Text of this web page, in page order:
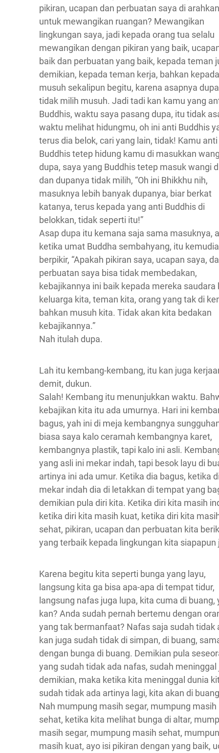
pikiran, ucapan dan perbuatan saya di arahkan
untuk mewangikan ruangan? Mewangikan
lingkungan saya, jadi kepada orang tua selalu
mewangikan dengan pikiran yang baik,
baik dan perbuatan yang baik, kepada teman
demikian, kepada teman kerja, bahkan kepada
musuh sekalipun begitu, karena asapnya
tidak milih musuh. Jadi tadi kan kamu yang
Buddhis, waktu saya pasang dupa, itu tidak
waktu melihat hidungmu, oh ini anti Buddhis
terus dia belok, cari yang lain, tidak! Kamu anti
Buddhis tetep hidung kamu di masukkan
dupa, saya yang Buddhis tetep masuk wangi
dan dupanya tidak milih, “Oh ini Bhikkhu nih,
masuknya lebih banyak dupanya, biar berkat
katanya, terus kepada yang anti Buddhis di
belokkan, tidak seperti itu!”
Asap dupa itu kemana saja sama masuknya,
ketika umat Buddha sembahyang, itu
berpikir, “Apakah pikiran saya, ucapan saya,
perbuatan saya bisa tidak membedakan,
kebajikannya ini baik kepada mereka saudara
keluarga kita, teman kita, orang yang tak di
bahkan musuh kita. Tidak akan kita bedakan
kebajikannya.”
Nah itulah dupa.
Lah itu kembang-kembang, itu kan juga
demit, dukun.
Salah! Kembang itu menunjukkan waktu.
kebajikan kita itu ada umurnya. Hari ini
bagus, yah ini di meja kembangnya
biasa saya kalo ceramah kembangnya karet,
kembangnya plastik, tapi kalo ini asli.
yang asli ini mekar indah, tapi besok layu di
artinya ini ada umur. Ketika dia bagus, ketika
mekar indah dia di letakkan di tempat yang
demikian pula diri kita. Ketika diri kita masih
ketika diri kita masih kuat, ketika diri kita
sehat, pikiran, ucapan dan perbuatan kita
yang terbaik kepada lingkungan kita siapapun
Karena begitu kita seperti bunga yang layu,
langsung kita ga bisa apa-apa di tempat tidur,
langsung nafas juga lupa, kita cuma di buang,
kan? Anda sudah pernah bertemu dengan
yang tak bermanfaat? Nafas saja sudah tidak
kan juga sudah tidak di simpan, di buang,
dengan bunga di buang. Demikian pula
yang sudah tidak ada nafas, sudah meninggal
demikian, maka ketika kita meninggal dunia
sudah tidak ada artinya lagi, kita akan di
Nah mumpung masih segar, mumpung masih
sehat, ketika kita melihat bunga di altar,
masih segar, mumpung masih sehat,
masih kuat, ayo isi pikiran dengan yang baik,